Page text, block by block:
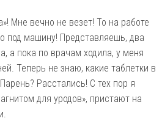
Мне вечно не везет! То на работе
под машину! Представляешь, два
а пока по врачам ходила, у меня
Теперь не знаю, какие таблетки в
Расстались! С тех пор я
для уродов», пристают на